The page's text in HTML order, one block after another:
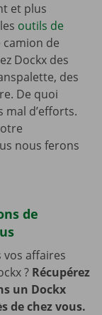
et plus
outils de
camion de
Dockx des
des
De quoi
mal d’efforts.
nous ferons
de
vos affaires
? Récupérez
un Dockx
de chez vous.